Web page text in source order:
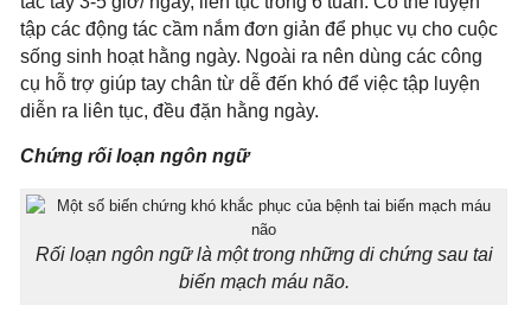
tập các động tác cầm nắm đơn giản để phục vụ cho cuộc
sống sinh hoạt hằng ngày. Ngoài ra nên dùng các công
cụ hỗ trợ giúp tay chân từ dễ đến khó để việc tập luyện
diễn ra liên tục, đều đặn hằng ngày.
Chứng rối loạn ngôn ngữ
Rối loạn ngôn ngữ là một trong những di chứng sau tai
biến mạch máu não.